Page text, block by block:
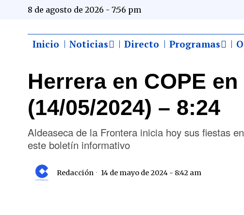
8 de agosto de 2026 - 7:56 pm
Inicio Noticias Directo Programas
Herrera en COPE
(14/05/2024) – 8:24
Aldeaseca de la Frontera inicia hoy sus fiestas
este boletín informativo
Redacción 14 de mayo de 2024 - 8:42 am